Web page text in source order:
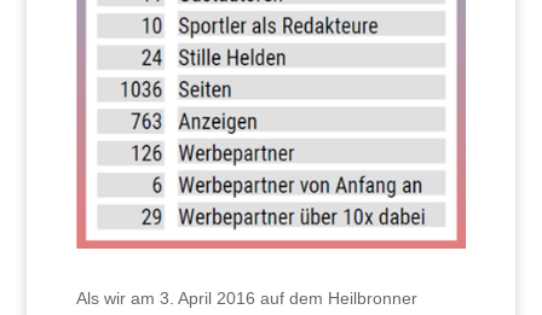
Als wir am 3. April 2016 auf dem Heilbronner